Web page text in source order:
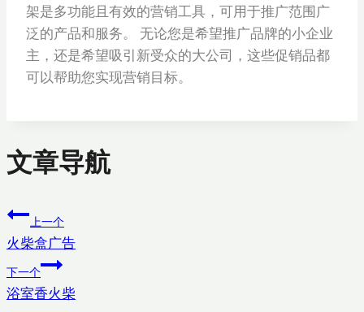
架是多功能且有效的营销工具，可用于推广范围广
泛的产品和服务。 无论您是希望推广品牌的小企业
主，还是希望吸引新受众的大公司，这些促销品都
可以帮助您实现营销目标。
文章导航
上一个
火柴盒广告
下一个
浴室香火柴